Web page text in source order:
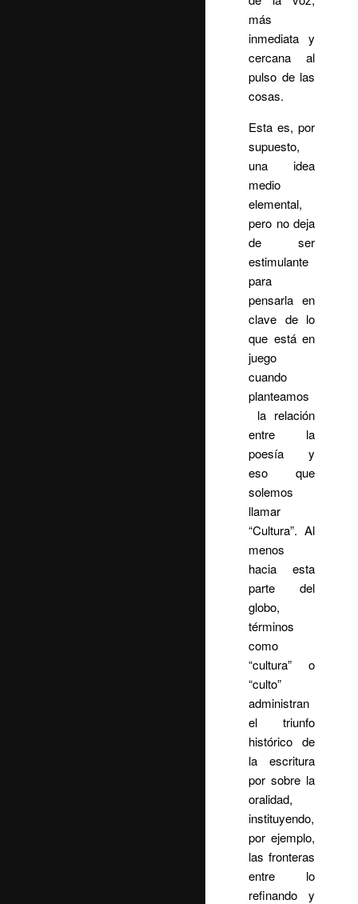
más
inmediata y
cercana al
pulso de las
cosas.
Esta es, por
supuesto,
una idea
medio
elemental,
pero no deja
de ser
estimulante
para
pensarla en
clave de lo
que está en
juego
cuando
planteamos
la relación
entre la
poesía y
eso que
solemos
llamar
“Cultura”. Al
menos
hacia esta
parte del
globo,
términos
como
“cultura” o
“culto”
administran
el triunfo
histórico de
la escritura
por sobre la
oralidad,
instituyendo,
por ejemplo,
las fronteras
entre lo
refinando y